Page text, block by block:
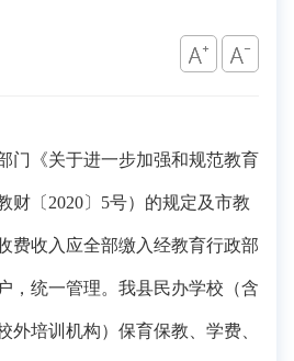
《关于进一步加强和规范教育
财〔2020〕5号）的规定及市教
费收入应全部缴入经教育行政部
，统一管理。我县民办学校（含
外培训机构）保育保教、学费、